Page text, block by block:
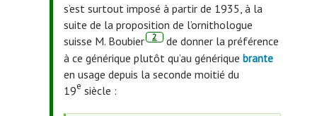
s’est surtout imposé à partir de 1935, à la
suite de la proposition de l’ornithologue
suisse M. Boubier
2, note de bas de page.
de donner la préférence
à ce générique plutôt qu’au générique brante
en usage depuis la seconde moitié du
19e siècle :